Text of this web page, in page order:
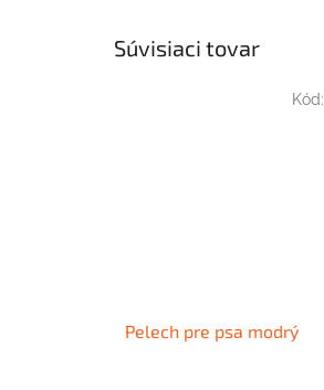
Súvisiaci tovar
Pelech pre psa modrý
Kód: